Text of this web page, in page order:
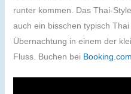
runter kommen. Das Thai-
auch ein bisschen typisch
Übernachtung in einem der
Fluss. Buchen bei Booking.com